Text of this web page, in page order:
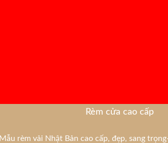
Rèm cửa cao cấp
Mẫu rèm vải Nhật Bản cao cấp, đẹp, sang